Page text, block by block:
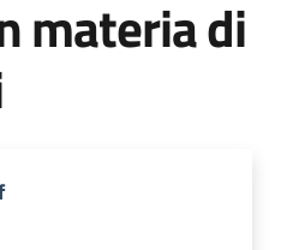
materia di